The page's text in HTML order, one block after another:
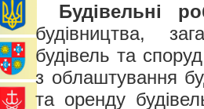
Будівельні
будівництва,
будівель та
з облаштування
та оренду